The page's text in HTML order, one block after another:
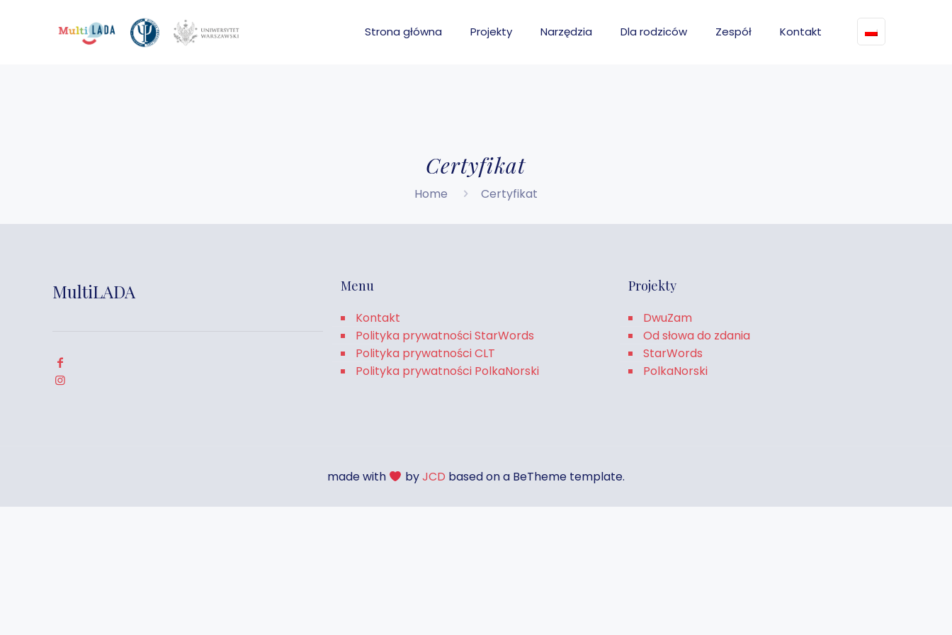
Strona główna Projekty Narzędzia Dla rodziców Zespół Kontakt
Certyfikat
Home Certyfikat
MultiLADA Menu
Kontakt
Polityka prywatności StarWords
Polityka prywatności CLT
Polityka prywatności PolkaNorski
Projekty
DwuZam
Od słowa do zdania
StarWords
PolkaNorski
made with byJCD based on a BeTheme template.